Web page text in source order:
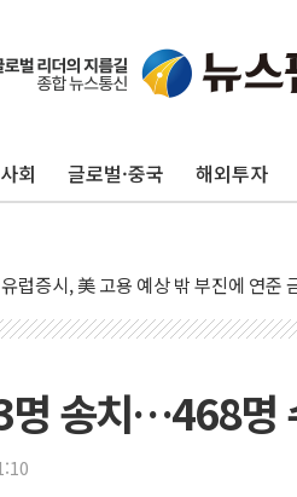
사회 글로벌·중국 해외투자
10월 보완수사권 폐지·공소청 출범…
한상협, 업계 개인정보 보안 새판 짠다
뉴욕증시, 고용 쇼크에 금리 인상 우려
미 연준 매파 기세 꺾이나…고용 감소에
[종합] 이슬람 수니파 3국, '공동방위협
美 항소법원, 백악관 무도회장 공사 중
명 송치…468명